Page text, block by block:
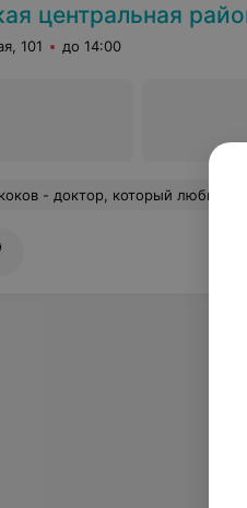
районная
101 до 14:00
все симптомы и жалобы. При назначении лекарства, успевает объяснить принцип его действия на организм (в условиях ограниченного времени приема по живой очереди!). Наблюдателен, компетентен, профессионален, тактичен. Хорошо помнит истории болезней и